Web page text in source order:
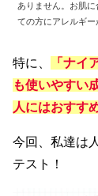
ありません。お肌
ての方にアレルギ
特に、
「ナイ
も使いやすい
人にはおすす
今回、私達は
テスト！